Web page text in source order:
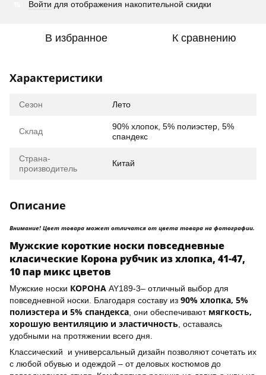
Войти для отображения накопительной скидки
В избранное К сравнению
Характеристики
Сезон Лето
Склад
90% хлопок, 5% полиэстер, 5%
спандекс
Страна-
производитель
Китай
Описание
Внимание! Цвет товара может отличатся от цвета товара на фотографии.
Мужские короткие носки повседневные
класические Корона рубчик из хлопка, 41-47,
10 пар микс цветов
Мужские носки КОРОНА AY189-3– отличный выбор для
повседневной носки. Благодаря составу из 90% хлопка, 5%
полиэстера и 5% спандекса , они обеспечивают мягкость,
хорошую вентиляцию и эластичность , оставаясь
удобными на протяжении всего дня.
Классический и универсальный дизайн позволяют сочетать их
с любой обувью и одеждой – от деловых костюмов до